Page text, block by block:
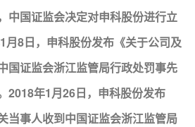
中国证监会决定对申科股份进行立
月8日，申科股份发布《关于公司及
国证监会浙江监管局行政处罚事先
2018年1月26日，申科股份发布
当事人收到中国证监会浙江监管局